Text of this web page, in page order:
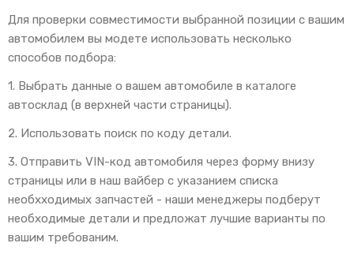
Для проверки совместимости выбранной позиции с вашим
автомобилем вы модете использовать несколько
способов подбора:
1. Выбрать данные о вашем автомобиле в каталоге
автосклад (в верхней части страницы).
2. Использовать поиск по коду детали.
3. Отправить VIN-код автомобиля через форму внизу
страницы или в наш вайбер с указанием списка
необхходимых запчастей - наши менеджеры подберут
необходимые детали и предложат лучшие варианты по
вашим требованим.